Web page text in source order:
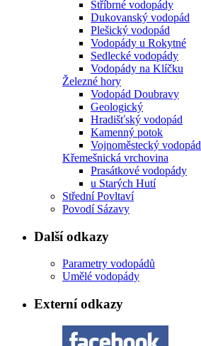
Stříbrné vodopády
Dukovanský vodopád
Plešický vodopád
Vodopády u Rokytné
Sedlecké vodopády
Vodopády na Klíčku
Železné hory
Vodopád Doubravy
Geologický
Hradišťský vodopád
Kamenný potok
Vojnoměstecký vodopád
Křemešnická vrchovina
Prasátkové vodopády
u Starých Hutí
Střední Povltaví
Povodí Sázavy
Další odkazy
Parametry vodopádů
Umělé vodopády
Externí odkazy